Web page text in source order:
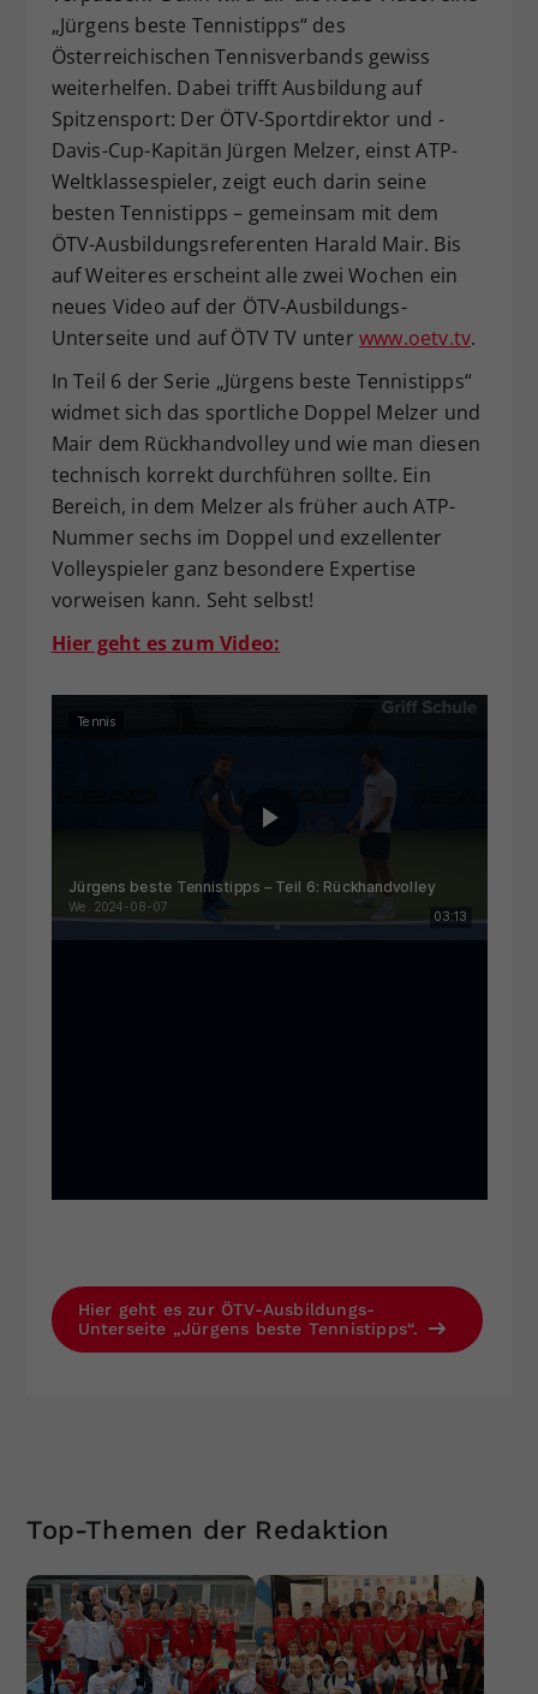
„Jürgens beste Tennistipps“ des
Österreichischen Tennisverbands gewiss
weiterhelfen. Dabei trifft Ausbildung auf
Spitzensport: Der ÖTV-Sportdirektor und -
Davis-Cup-Kapitän Jürgen Melzer, einst ATP-
Weltklassespieler, zeigt euch darin seine
besten Tennistipps – gemeinsam mit dem
ÖTV-Ausbildungsreferenten Harald Mair. Bis
auf Weiteres erscheint alle zwei Wochen ein
neues Video auf der ÖTV-Ausbildungs-
Unterseite und auf ÖTV TV unter www.oetv.tv.
In Teil 6 der Serie „Jürgens beste Tennistipps“
widmet sich das sportliche Doppel Melzer und
Mair dem Rückhandvolley und wie man diesen
technisch korrekt durchführen sollte. Ein
Bereich, in dem Melzer als früher auch ATP-
Nummer sechs im Doppel und exzellenter
Volleyspieler ganz besondere Expertise
vorweisen kann. Seht selbst!
Hier geht es zum Video:
Hier geht es zur ÖTV-Ausbildungs-
Unterseite „Jürgens beste Tennistipps“.
Top-Themen der Redaktion
Zweck
Dieser Wert speichert Ihre Consent-
Einstellungen. Unter anderem eine
zufällig generierte ID, für die
historische Speicherung Ihrer
vorgenommen Einstellungen, falls der
Webseiten-Betreiber dies eingestellt
hat.